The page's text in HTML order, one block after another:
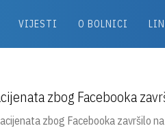
VIJESTI O BOLNICI
zbog Facebooka
zbog Facebooka završilo